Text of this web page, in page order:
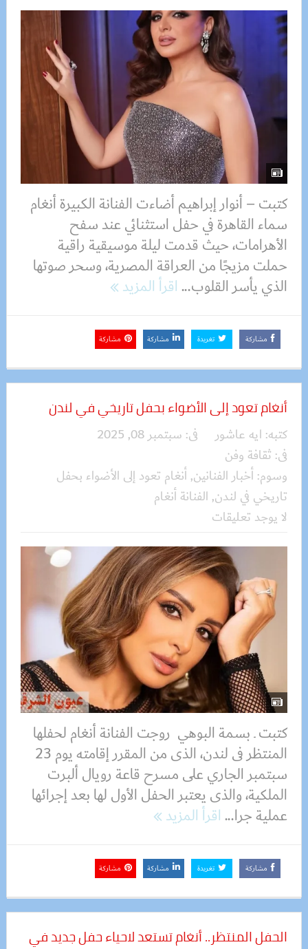
كتبت – أنوار إبراهيم أضاءت الفنانة الكبيرة أنغام
سماء القاهرة في حفل استثنائي عند سفح
الأهرامات، حيث قدمت ليلة موسيقية راقية
حملت مزيجًا من العراقة المصرية، وسحر صوتها
الذي يأسر القلوب...اقرأ المزيد
مشاركة تغريدة مشاركة مشاركة
أنغام تعود إلى الأضواء بحفل تاريخي في لندن
كتبه: ايه عاشور فى: سبتمبر 08, 2025
فى: ثقافة وفن
وسوم:أخبار الفنانين,أنغام تعود إلى الأضواء بحفل
تاريخي في لندن, الفنانة أنغام
لا يوجد تعليقات
كتبت ـ بسمة البوهي روجت الفنانة أنغام لحفلها
المنتظر فى لندن، الذى من المقرر إقامته يوم 23
سبتمبر الجاري على مسرح قاعة رويال ألبرت
الملكية، والذى يعتبر الحفل الأول لها بعد إجرائها
عملية جرا...اقرأ المزيد
مشاركة تغريدة مشاركة مشاركة
الحفل المنتظر.. أنغام تستعد لاحياء حفل جديد في